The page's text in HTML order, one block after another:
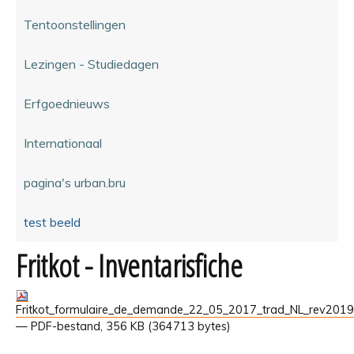
Tentoonstellingen
Lezingen - Studiedagen
Erfgoednieuws
Internationaal
pagina's urban.bru
test beeld
Fritkot - Inventarisfiche
— PDF-bestand, 356 KB (364713 bytes)